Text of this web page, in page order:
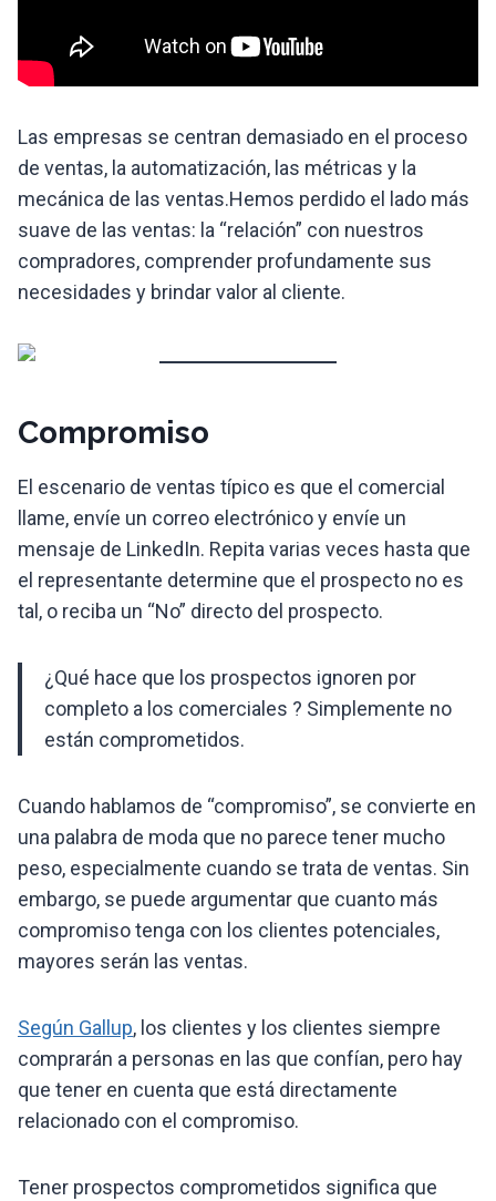
Las empresas se centran demasiado en el proceso
de ventas, la automatización, las métricas y la
mecánica de las ventas.Hemos perdido el lado más
suave de las ventas: la “relación” con nuestros
compradores, comprender profundamente sus
necesidades y brindar valor al cliente.
Compromiso
El escenario de ventas típico es que el comercial
llame, envíe un correo electrónico y envíe un
mensaje de LinkedIn. Repita varias veces hasta que
el representante determine que el prospecto no es
tal, o reciba un “No” directo del prospecto.
¿Qué hace que los prospectos ignoren por
completo a los comerciales ? Simplemente no
están comprometidos.
Cuando hablamos de “compromiso”, se convierte en
una palabra de moda que no parece tener mucho
peso, especialmente cuando se trata de ventas. Sin
embargo, se puede argumentar que cuanto más
compromiso tenga con los clientes potenciales,
mayores serán las ventas.
Según Gallup, los clientes y los clientes siempre
comprarán a personas en las que confían, pero hay
que tener en cuenta que está directamente
relacionado con el compromiso.
Tener prospectos comprometidos significa que